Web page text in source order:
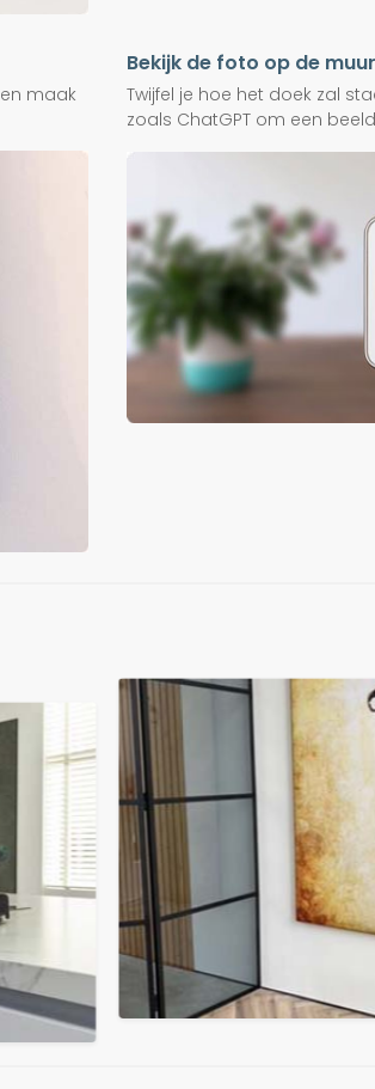
maak
Bekijk de foto op de muur
Twijfel je hoe het doek zal
zoals ChatGPT om een